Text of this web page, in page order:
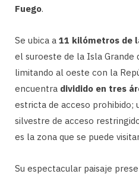
Fuego.
Se ubica a 11 kilómetros de
el suroeste de la Isla Grande
limitando al oeste con la
encuentra dividido en tres
estricta de acceso prohibido;
silvestre de acceso
es la zona que se puede
Su espectacular paisaje